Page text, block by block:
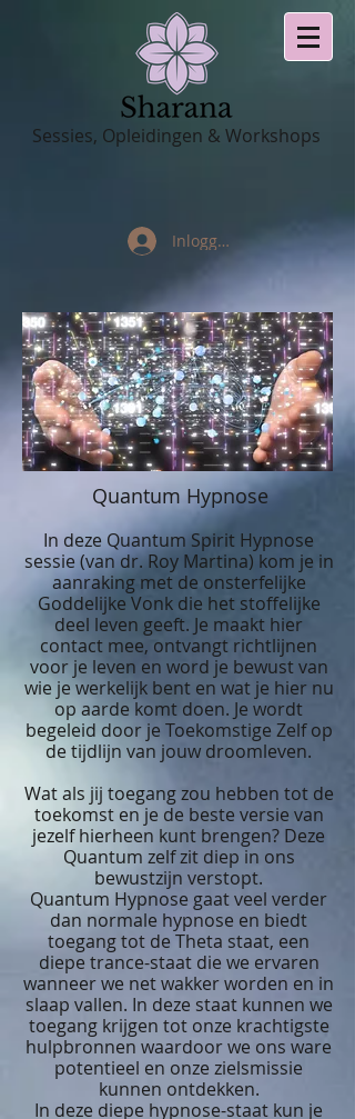
Sessies, Opleidingen & Workshops
Inloggen
Quantum Hypnose
In deze Quantum Spirit Hypnose
sessie (van dr. Roy Martina) kom je in
aanraking met de onsterfelijke
Goddelijke Vonk die het stoffelijke
deel leven geeft. Je maakt hier
contact mee, ontvangt richtlijnen
voor je leven en word je bewust van
wie je werkelijk bent en wat je hier nu
op aarde komt doen. Je wordt
begeleid door je Toekomstige Zelf op
de tijdlijn van jouw droomleven.
Wat als jij toegang zou hebben tot de
toekomst en je de beste versie van
jezelf hierheen kunt brengen? Deze
Quantum zelf zit diep in ons
bewustzijn verstopt.
Quantum Hypnose gaat veel verder
dan normale hypnose en biedt
toegang tot de Theta staat, een
diepe trance-staat die we ervaren
wanneer we net wakker worden en in
slaap vallen. In deze staat kunnen we
toegang krijgen tot onze krachtigste
hulpbronnen waardoor we ons ware
potentieel en onze zielsmissie
kunnen ontdekken.
In deze diepe hypnose-staat kun je